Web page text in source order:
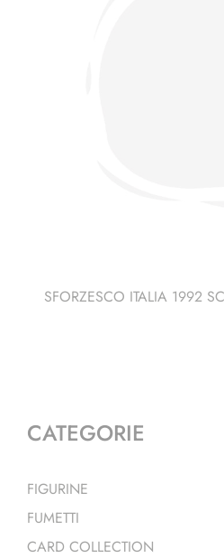
SFORZESCO ITALIA 1992
CATEGORIE
FIGURINE
FUMETTI
CARD COLLECTION